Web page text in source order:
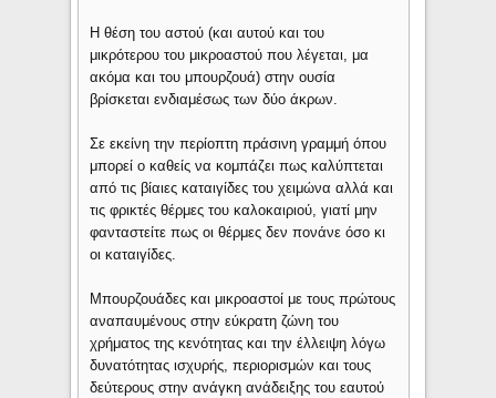
Η θέση του αστού (και αυτού και του
μικρότερου του μικροαστού που λέγεται, μα
ακόμα και του μπουρζουά) στην ουσία
βρίσκεται ενδιαμέσως των δύο άκρων.
Σε εκείνη την περίοπτη πράσινη γραμμή όπου
μπορεί ο καθείς να κομπάζει πως καλύπτεται
από τις βίαιες καταιγίδες του χειμώνα αλλά και
τις φρικτές θέρμες του καλοκαιριού, γιατί μην
φανταστείτε πως οι θέρμες δεν πονάνε όσο κι
οι καταιγίδες.
Μπουρζουάδες και μικροαστοί με τους πρώτους
αναπαυμένους στην εύκρατη ζώνη του
χρήματος της κενότητας και την έλλειψη λόγω
δυνατότητας ισχυρής, περιορισμών και τους
δεύτερους στην ανάγκη ανάδειξης του εαυτού